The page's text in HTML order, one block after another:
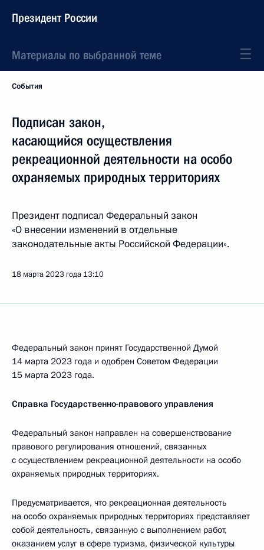
Президент России
Материалы по выбранной теме
События
Подписан закон,
касающийся осуществления
рекреационной деятельности на особо
охраняемых природных территориях
Президент подписал Федеральный закон
«О внесении изменений в отдельные
законодательные акты Российской Федерации».
18 марта 2023 года 13:10
Федеральный закон принят Государственной Думой
14 марта 2023 года и одобрен Советом Федерации
15 марта 2023 года.
Справка Государственно-правового управления
Федеральный закон направлен на совершенствование
правового регулирования отношений, связанных
с осуществлением рекреационной деятельности на особо
охраняемых природных территориях.
Предусматривается, что рекреационная деятельность
на особо охраняемых природных территориях представляет
собой деятельность, связанную с выполнением работ,
оказанием услуг в сфере туризма, физической культуры